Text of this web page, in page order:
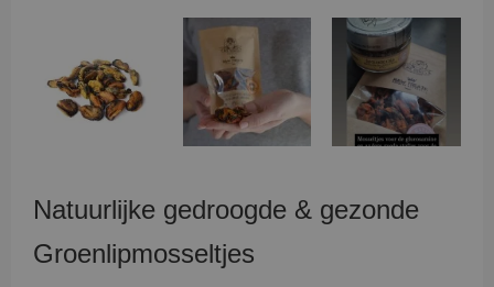
Natuurlijke gedroogde & gezonde
Groenlipmosseltjes